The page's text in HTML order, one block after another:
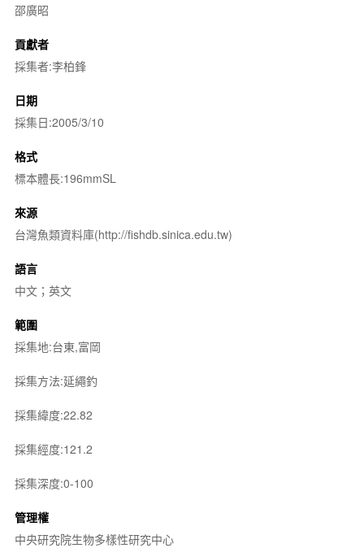
邵廣昭
貢獻者
採集者:李柏鋒
日期
採集日:2005/3/10
格式
標本體長:196mmSL
來源
台灣魚類資料庫(http://fishdb.sinica.edu.tw)
語言
中文；英文
範圍
採集地:台東,富岡
採集方法:延繩釣
採集緯度:22.82
採集經度:121.2
採集深度:0-100
管理權
中央研究院生物多樣性研究中心